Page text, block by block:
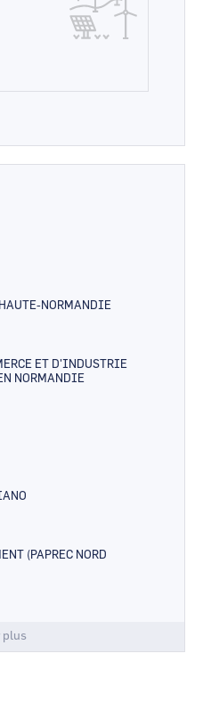
NORMANDIE
ET D'INDUSTRIE
NORMANDIE
(PAPREC NORD
plus